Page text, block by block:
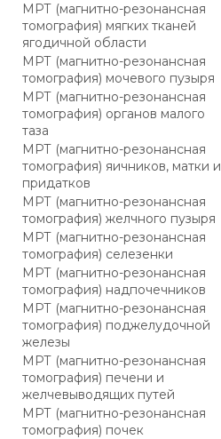
МРТ (магнитно-резонансная
томография) мягких тканей
ягодичной области
МРТ (магнитно-резонансная
томография) мочевого пузыря
МРТ (магнитно-резонансная
томография) органов малого
таза
МРТ (магнитно-резонансная
томография) яичников, матки и
придатков
МРТ (магнитно-резонансная
томография) желчного пузыря
МРТ (магнитно-резонансная
томография) селезенки
МРТ (магнитно-резонансная
томография) надпочечников
МРТ (магнитно-резонансная
томография) поджелудочной
железы
МРТ (магнитно-резонансная
томография) печени и
желчевыводящих путей
МРТ (магнитно-резонансная
томография) почек